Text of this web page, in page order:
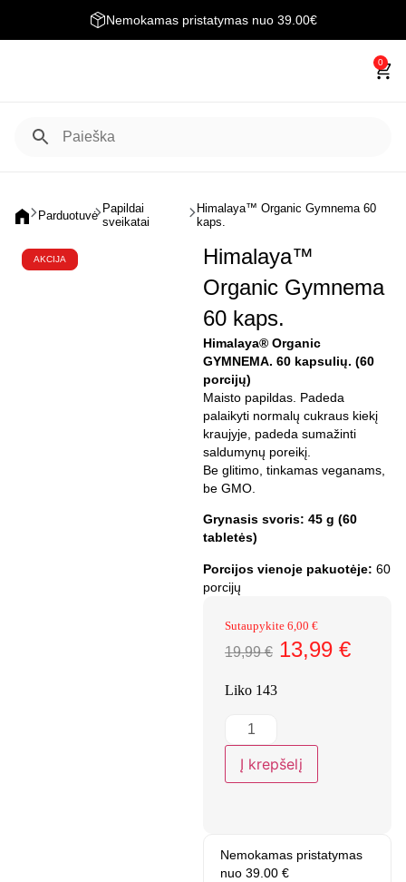
Nemokamas pristatymas nuo 39.00€
0
Parduotuvė Papildai
sveikatai
Himalaya™ Organic Gymnema 60
kaps.
AKCIJA
Himalaya™
Organic Gymnema
60 kaps.
Himalaya® Organic
GYMNEMA. 60 kapsulių. (60
porcijų)
Maisto papildas. Padeda
palaikyti normalų cukraus kiekį
kraujyje, padeda sumažinti
saldumynų poreikį.
Be glitimo, tinkamas veganams,
be GMO.
Grynasis svoris: 45 g (60
tabletės)
Porcijos vienoje pakuotėje: 60
porcijų
Sutaupykite 6,00 €
19,99€ 13,99 €
Liko 143
Į krepšelį
Nemokamas pristatymas
nuo 39.00 €